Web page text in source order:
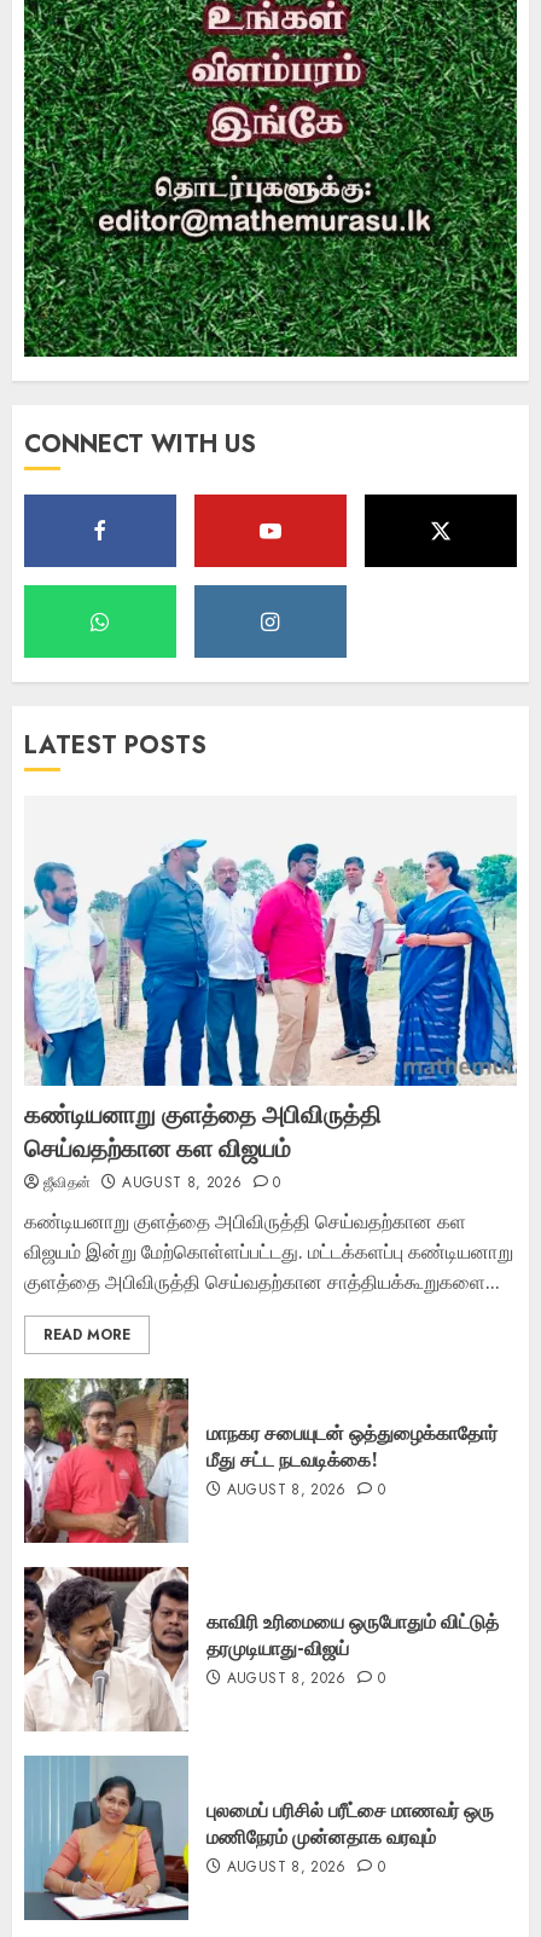
CONNECT WITH US
LATEST POSTS
கண்டியனாறு குளத்தை அபிவிருத்தி
செய்வதற்கான கள விஜயம்
ஜீவிதன் AUGUST 8, 2026 0
கண்டியனாறு குளத்தை அபிவிருத்தி செய்வதற்கான கள
விஜயம் இன்று மேற்கொள்ளப்பட்டது. மட்டக்களப்பு கண்டியனாறு
குளத்தை அபிவிருத்தி செய்வதற்கான சாத்தியக்கூறுகளை...
READ MORE
மாநகர சபையுடன் ஒத்துழைக்காதோர்
மீது சட்ட நடவடிக்கை!
AUGUST 8, 2026 0
காவிரி உரிமையை ஒருபோதும் விட்டுத்
தரமுடியாது-விஜய்
AUGUST 8, 2026 0
புலமைப் பரிசில் பரீட்சை மாணவர் ஒரு
மணிநேரம் முன்னதாக வரவும்
AUGUST 8, 2026 0